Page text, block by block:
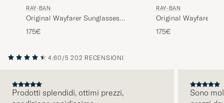
RAY-BAN
Original Wayfarer Sunglasses
Tortoise/Crystal Green
175€
RAY-BAN
Original Wayfarer
Black/Crystal Green
175€
4.60/5 202 RECENSIONI
Prodotti splendidi, ottimi prezzi,
Sono